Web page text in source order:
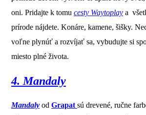
oni. Pridajte k tomu cesty Waytoplay a
prírode nájdete. Konáre, kamene, šišky.
voľne plynúť a rozvíjať sa, vybudujte si
miesto plné života.
4. Mandaly
Mandaly od Grapat sú drevené, ručne